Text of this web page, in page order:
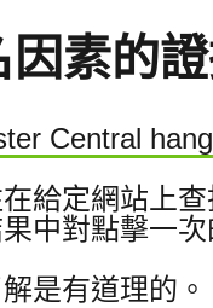
素的
Central
給定網站上查
中對點擊一
是有道理的。